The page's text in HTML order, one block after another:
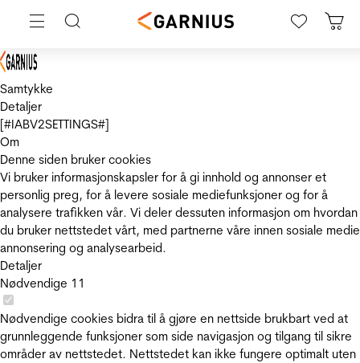
Samtykke
Detaljer
[#IABV2SETTINGS#]
Om
Denne siden bruker cookies
Vi bruker informasjonskapsler for å gi innhold og annonser et
personlig preg, for å levere sosiale mediefunksjoner og for å
analysere trafikken vår. Vi deler dessuten informasjon om hvordan
du bruker nettstedet vårt, med partnerne våre innen sosiale
annonsering og analysearbeid.
Detaljer
Nødvendige 11
Nødvendige cookies bidra til å gjøre en nettside brukbart ved at
grunnleggende funksjoner som side navigasjon og tilgang til sikre
områder av nettstedet. Nettstedet kan ikke fungere optimalt uten